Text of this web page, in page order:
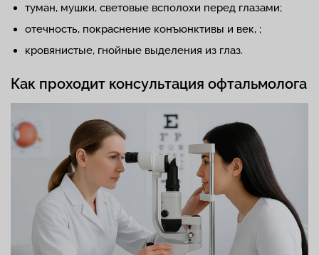
туман, мушки, световые всполохи перед глазами;
отечность, покраснение конъюнктивы и век, ;
кровянистые, гнойные выделения из глаз.
Как проходит консультация офтальмолога